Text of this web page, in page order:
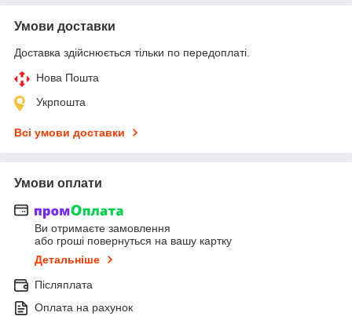
Умови доставки
Доставка здійснюється тільки по передоплаті.
Нова Пошта
Укрпошта
Всі умови доставки
Умови оплати
Ви отримаєте замовлення
або гроші повернуться на вашу картку
Детальніше
Післяплата
Оплата на рахунок